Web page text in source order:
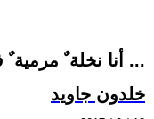
أنا نخلة ٌ مرمية ٌ في الأرضْ ...
خلدون جاويد